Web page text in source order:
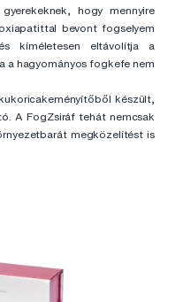
hogy mennyire
bevont fogselyem
kíméletesen eltávolítja a
a hagyományos fogkefe nem
készült,
A FogZsiráf tehát nemcsak
megközelítést is